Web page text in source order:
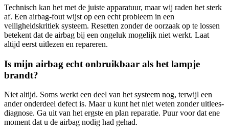
Technisch kan het met de juiste apparatuur, maar wij raden het sterk
af. Een airbag-fout wijst op een echt probleem in een
veiligheidskritiek systeem. Resetten zonder de oorzaak op te lossen
betekent dat de airbag bij een ongeluk mogelijk niet werkt. Laat
altijd eerst uitlezen en repareren.
Is mijn airbag echt onbruikbaar als het lampje
brandt?
Niet altijd. Soms werkt een deel van het systeem nog, terwijl een
ander onderdeel defect is. Maar u kunt het niet weten zonder uitlees-
diagnose. Ga uit van het ergste en plan reparatie. Puur voor dat ene
moment dat u de airbag nodig had gehad.